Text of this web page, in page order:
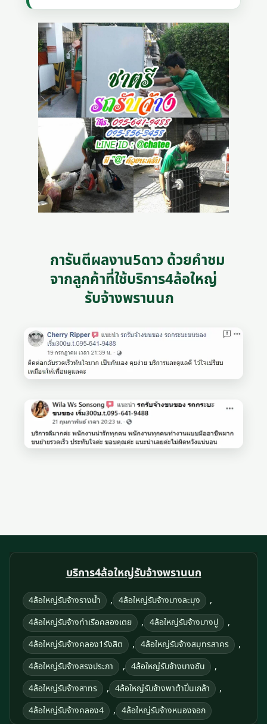
การันตีผลงาน5ดาว ด้วยคำชม
จากลูกค้าที่ใช้บริการ4ล้อใหญ่
รับจ้างพรานนก
บริการ4ล้อใหญ่รับจ้างพรานนก
4ล้อใหญ่รับจ้างรางน้ำ , 4ล้อใหญ่รับจ้างบางละมุง ,
4ล้อใหญ่รับจ้างท่าเรือคลองเตย , 4ล้อใหญ่รับจ้างบางปู ,
4ล้อใหญ่รับจ้างคลอง1รังสิต , 4ล้อใหญ่รับจ้างสมุทรสาคร ,
4ล้อใหญ่รับจ้างสรงประภา , 4ล้อใหญ่รับจ้างบางชัน ,
4ล้อใหญ่รับจ้างสาทร , 4ล้อใหญ่รับจ้างพาต้าปิ่นเกล้า ,
4ล้อใหญ่รับจ้างคลอง4 , 4ล้อใหญ่รับจ้างหนองจอก